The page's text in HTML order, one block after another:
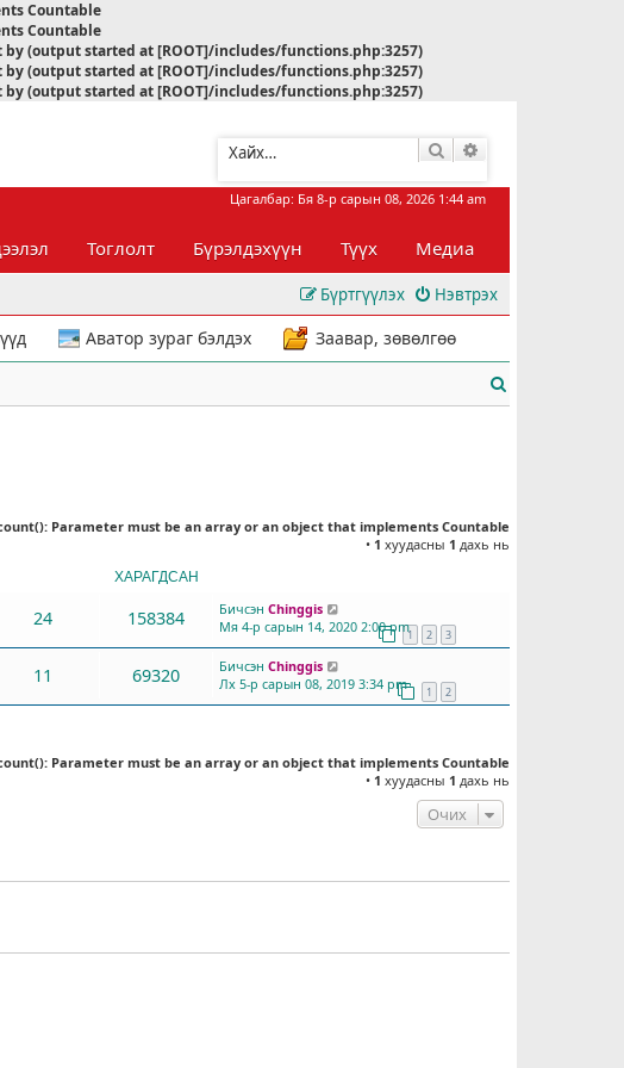
Countable
Countable
(output started at [ROOT]/includes/functions.php:3257)
(output started at [ROOT]/includes/functions.php:3257)
(output started at [ROOT]/includes/functions.php:3257)
Хайлт
Цагалбар: Бя 8-р сарын 08, 2026 1:44 am
Тоглолт Бүрэлдэхүүн Түүх Медиа
Нэвтрэх
Бүртгүүлэх
Аватор зураг бэлдэх Заавар, зөвөлгөө
Parameter must be an array or an object that implements Countable
• 1 хуудасны 1 дахь нь
ХАРАГДСАН
1 2 3
24 158384 Бичсэн Chinggis
Мя 4-р сарын 14, 2020 2:00 pm
1 2
11 69320 Бичсэн Chinggis
Лх 5-р сарын 08, 2019 3:34 pm
Parameter must be an array or an object that implements Countable
• 1 хуудасны 1 дахь нь
Очих